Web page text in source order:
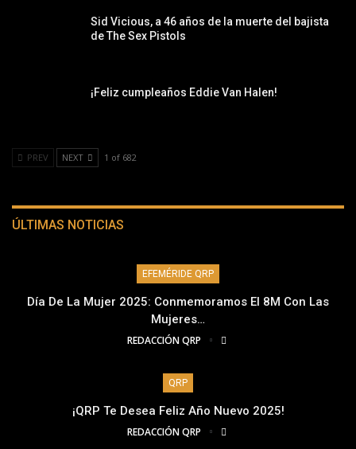
Sid Vicious, a 46 años de la muerte del bajista
de The Sex Pistols
¡Feliz cumpleaños Eddie Van Halen!
PREV NEXT 1 of 682
ÚLTIMAS NOTICIAS
EFEMÉRIDE QRP
Día De La Mujer 2025: Conmemoramos El 8M Con Las
Mujeres…
REDACCIÓN QRP
QRP
¡QRP Te Desea Feliz Año Nuevo 2025!
REDACCIÓN QRP